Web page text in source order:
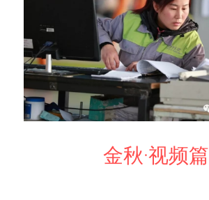
金秋·视频篇